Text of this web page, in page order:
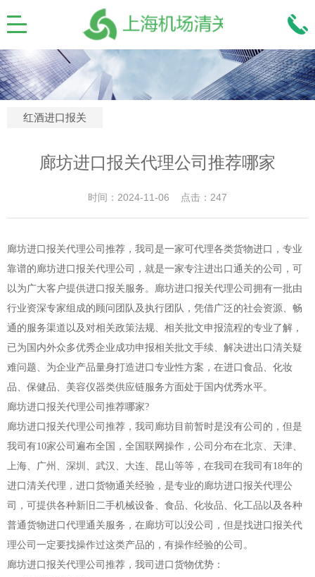
红酒进口报关
廊坊进口报关代理公司推荐哪家
时间：2024-11-06 点击：247
廊坊进口报关代理公司推荐，我司是一家可代理各类货物进口，专业
靠谱的廊坊进口报关代理公司，就是一家专注进出口通关的公司，可
以为广大客户提供进口报关服务。廊坊进口报关代理公司拥有一批由
行业资深专家组成的顾问团队及执行团队，凭借广泛的社会资源、畅
通的服务渠道以及对相关政策法规、相关批文申报流程的专业了解，
已为国内外众多优秀企业成功申报相关批文手续、解决进出口清关疑
难问题、为企业产品量身打造进口专业性方案，在进口食品、化妆
品、保健品、美容仪器类供应链服务方面处于国内优秀水平。
廊坊进口报关代理公司推荐哪家?
廊坊进口报关代理公司推荐，我司廊坊目前暂时是没有公司的，但是
我司有10家公司遍布全国，全国联网操作，公司分布在北京、天津、
上海、广州、深圳、武汉、大连、昆山等等，在我司在我司有18年的
进口清关代理，进口货物通关经验，是专业的廊坊进口报关代理公
司，可提供各种新旧二手机械设备、食品、化妆品、化工品以及各种
普通货物进口代理通关服务，在廊坊可以没公司，但是找进口报关代
理公司一定要找操作过这类产品的，有操作经验的公司。
廊坊进口报关代理公司推荐，我司进口货物优势：